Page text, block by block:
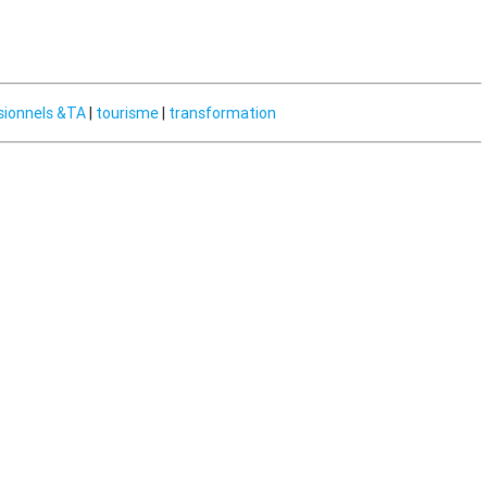
&TA| tourisme| transformation